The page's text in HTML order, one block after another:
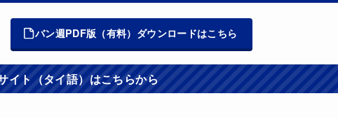
バン週PDF版（有料）ダウンロードはこちら
ト（タイ語）はこちらから